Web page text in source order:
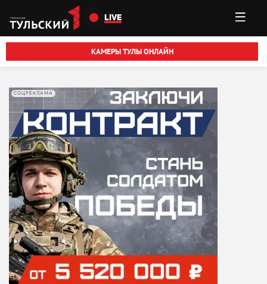
Перейти к основному содержанию
LIVE
КАМЕРЫ ТУЛЫ ОНЛАЙН
СОЦРЕКЛАМА